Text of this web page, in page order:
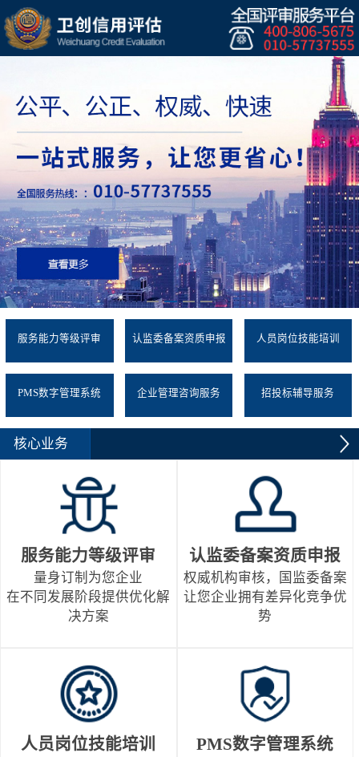
服务能力等级评审 认监委备案资质申报 人员岗位技能培训
PMS数字管理系统 企业管理咨询服务 招投标辅导服务
核心业务
服务能力等级评审
量身订制为您企业
在不同发展阶段提供优化解
决方案
认监委备案资质申报
权威机构审核，国监委备案
让您企业拥有差异化竞争优
势
人员岗位技能培训 PMS数字管理系统